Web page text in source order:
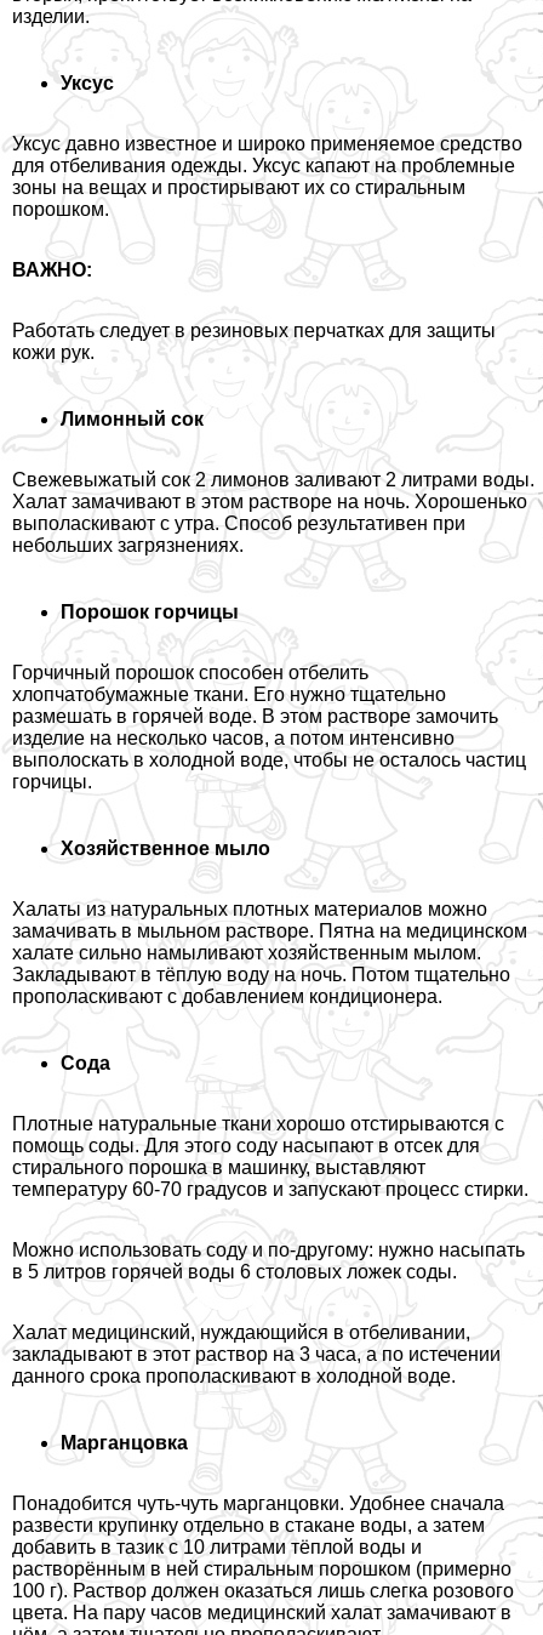
изделии.
Уксус
Уксус давно известное и широко применяемое средство
для отбеливания одежды. Уксус капают на проблемные
зоны на вещах и простирывают их со стиральным
порошком.
ВАЖНО:
Работать следует в резиновых перчатках для защиты
кожи рук.
Лимонный сок
Свежевыжатый сок 2 лимонов заливают 2 литрами воды.
Халат замачивают в этом растворе на ночь. Хорошенько
выполаскивают с утра. Способ результативен при
небольших загрязнениях.
Порошок горчицы
Горчичный порошок способен отбелить
хлопчатобумажные ткани. Его нужно тщательно
размешать в горячей воде. В этом растворе замочить
изделие на несколько часов, а потом интенсивно
выполоскать в холодной воде, чтобы не осталось частиц
горчицы.
Хозяйственное мыло
Халаты из натуральных плотных материалов можно
замачивать в мыльном растворе. Пятна на медицинском
халате сильно намыливают хозяйственным мылом.
Закладывают в тёплую воду на ночь. Потом тщательно
прополаскивают с добавлением кондиционера.
Сода
Плотные натуральные ткани хорошо отстирываются с
помощь соды. Для этого соду насыпают в отсек для
стирального порошка в машинку, выставляют
температуру 60-70 градусов и запускают процесс стирки.
Можно использовать соду и по-другому: нужно насыпать
в 5 литров горячей воды 6 столовых ложек соды.
Халат медицинский, нуждающийся в отбеливании,
закладывают в этот раствор на 3 часа, а по истечении
данного срока прополаскивают в холодной воде.
Марганцовка
Понадобится чуть-чуть марганцовки. Удобнее сначала
развести крупинку отдельно в стакане воды, а затем
добавить в тазик с 10 литрами тёплой воды и
растворённым в ней стиральным порошком (примерно
100 г). Раствор должен оказаться лишь слегка розового
цвета. На пару часов медицинский халат замачивают в